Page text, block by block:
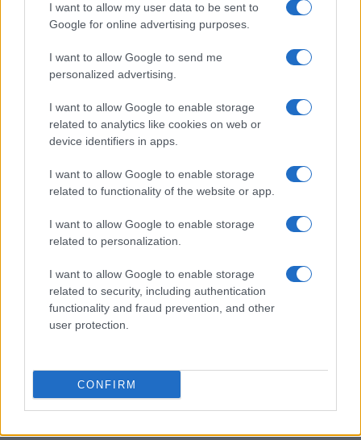
I want to allow my user data to be sent to
Google for online advertising purposes.
I want to allow Google to send me
personalized advertising.
I want to allow Google to enable storage
related to analytics like cookies on web or
device identifiers in apps.
I want to allow Google to enable storage
related to functionality of the website or app.
I want to allow Google to enable storage
related to personalization.
I want to allow Google to enable storage
related to security, including authentication
functionality and fraud prevention, and other
user protection.
CONFIRM
esecuzione più produttiva.
AUTORE
Alessandro Tassinari, torinese con passaporto
pieno di timbri, riscrisse un percorso alpino
storie di viaggio in chiave narrativa. In
redazione predilige longform, sostiene
taccuino logoro con mappe disegnate a
mano.